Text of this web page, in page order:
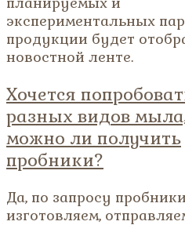
экспериментальных
продукции будет
новостной ленте.
Хочется
разных видов
можно ли получить
пробники?
Да, по запросу пробники
изготовляем,